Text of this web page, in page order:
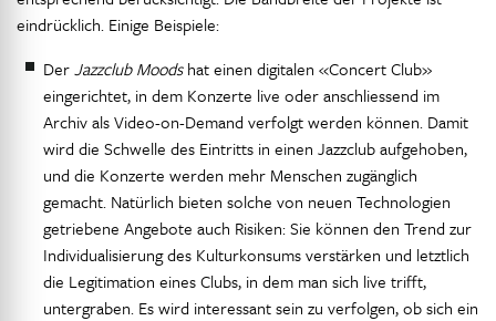
eindrücklich. Einige Beispiele:
DerJazzclub Moodshat einen digitalen «Concert Club»
eingerichtet, in dem Konzerte live oder anschliessend im
Archiv als Video-on-Demand verfolgt werden können. Damit
wird die Schwelle des Eintritts in einen Jazzclub aufgehoben,
und die Konzerte werden mehr Menschen zugänglich
gemacht. Natürlich bieten solche von neuen Technologien
getriebene Angebote auch Risiken: Sie können den Trend zur
Individualisierung des Kulturkonsums verstärken und letztlich
die Legitimation eines Clubs, in dem man sich live trifft,
untergraben. Es wird interessant sein zu verfolgen, ob sich ein